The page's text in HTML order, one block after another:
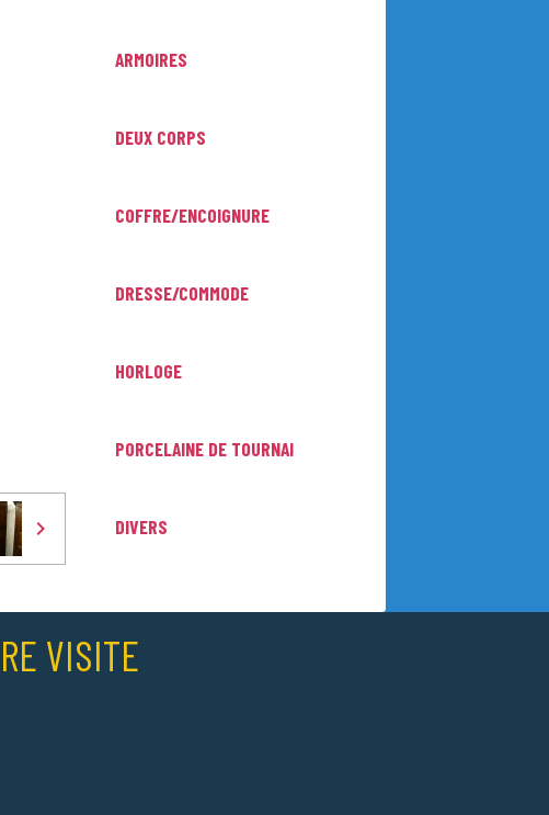
ARMOIRES
DEUX CORPS
COFFRE/ENCOIGNURE
DRESSE/COMMODE
HORLOGE
PORCELAINE DE TOURNAI
DIVERS
VISITE